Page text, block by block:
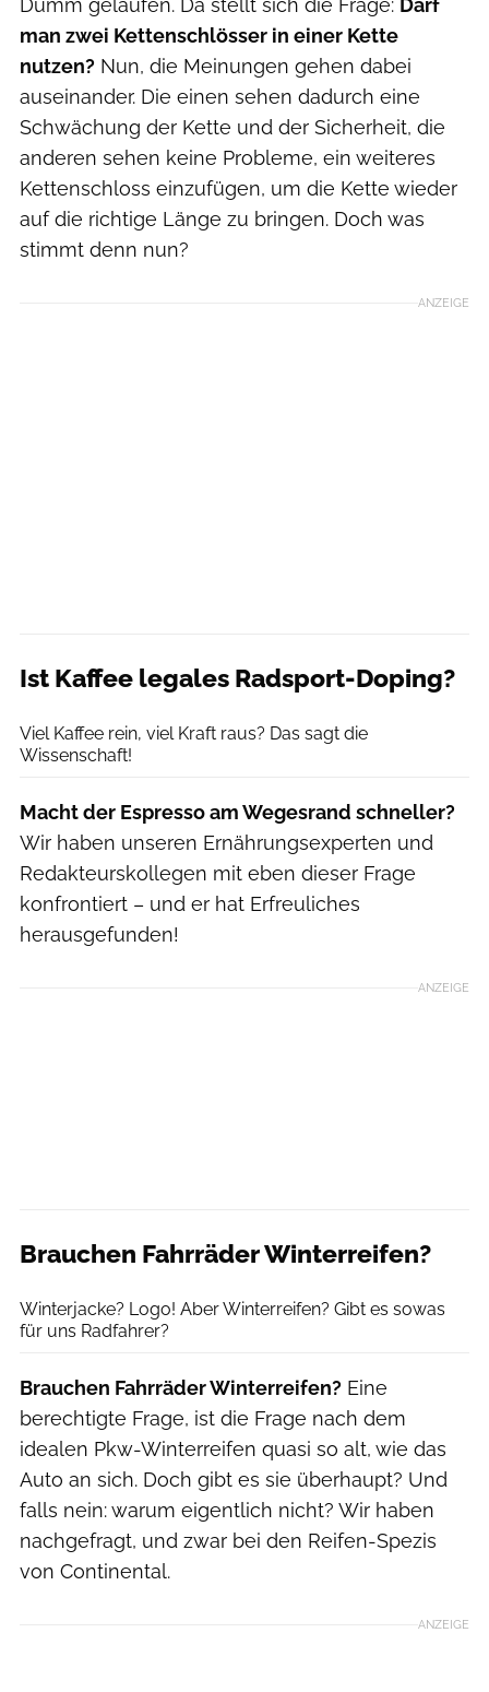
Dumm gelaufen. Da stellt sich die Frage: Darf
man zwei Kettenschlösser in einer Kette
nutzen? Nun, die Meinungen gehen dabei
auseinander. Die einen sehen dadurch eine
Schwächung der Kette und der Sicherheit, die
anderen sehen keine Probleme, ein weiteres
Kettenschloss einzufügen, um die Kette wieder
auf die richtige Länge zu bringen. Doch was
stimmt denn nun?
ANZEIGE
Ist Kaffee legales Radsport-Doping?
Viel Kaffee rein, viel Kraft raus? Das sagt die
Wissenschaft!
Macht der Espresso am Wegesrand schneller?
Wir haben unseren Ernährungsexperten und
Redakteurskollegen mit eben dieser Frage
konfrontiert – und er hat Erfreuliches
herausgefunden!
ANZEIGE
Brauchen Fahrräder Winterreifen?
Winterjacke? Logo! Aber Winterreifen? Gibt es sowas
für uns Radfahrer?
Brauchen Fahrräder Winterreifen? Eine
berechtigte Frage, ist die Frage nach dem
idealen Pkw-Winterreifen quasi so alt, wie das
Auto an sich. Doch gibt es sie überhaupt? Und
falls nein: warum eigentlich nicht? Wir haben
nachgefragt, und zwar bei den Reifen-Spezis
von Continental.
ANZEIGE